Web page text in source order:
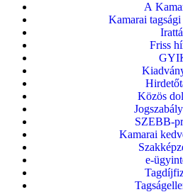
A
Kamarai
Friss
Közös
SZEBB-
Kamarai
e-